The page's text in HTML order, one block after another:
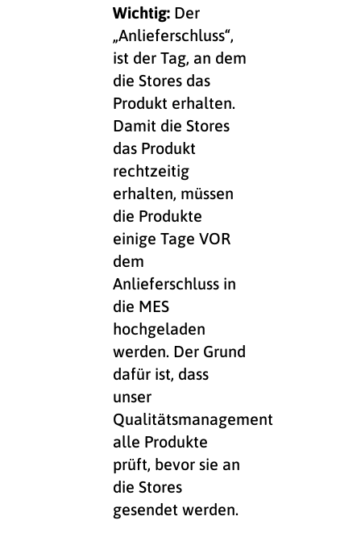
Wichtig: Der
„Anlieferschluss“,
ist der Tag, an dem
die Stores das
Produkt erhalten.
Damit die Stores
das Produkt
rechtzeitig
erhalten, müssen
die Produkte
einige Tage VOR
dem
Anlieferschluss in
die MES
hochgeladen
werden. Der Grund
dafür ist, dass
unser
Qualitätsmanagement
alle Produkte
prüft, bevor sie an
die Stores
gesendet werden.